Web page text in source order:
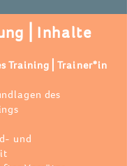
Training⎪Trainer*in
des
und